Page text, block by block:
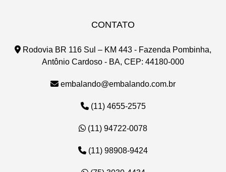
CONTATO
Rodovia BR 116 Sul – KM 443 - Fazenda Pombinha,
Antônio Cardoso - BA, CEP: 44180-000
embalando@embalando.com.br
(11) 4655-2575
(11) 94722-0078
(11) 98908-9424